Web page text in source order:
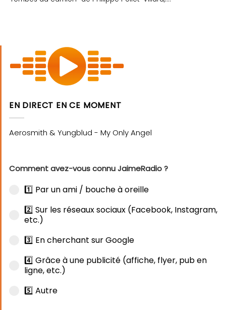
EN DIRECT EN CE MOMENT
Comment avez-vous connu JaimeRadio ?
1️⃣ Par un ami / bouche à oreille
2️⃣ Sur les réseaux sociaux (Facebook, Instagram,
etc.)
3️⃣ En cherchant sur Google
4️⃣ Grâce à une publicité (affiche, flyer, pub en
ligne, etc.)
5️⃣ Autre